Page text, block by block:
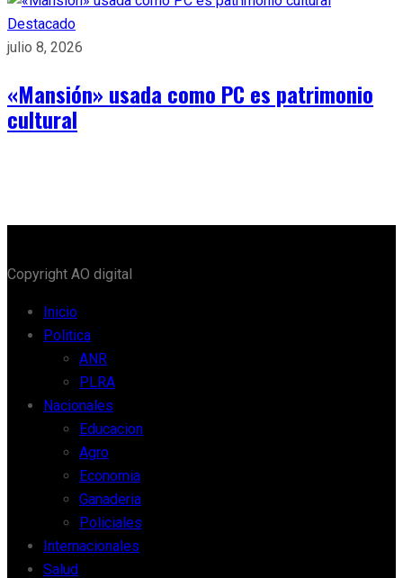
Destacado
julio 8, 2026
«Mansión» usada como PC es patrimonio
cultural
Copyright AO digital
Inicio
Politica
ANR
PLRA
Nacionales
Educacion
Agro
Economia
Ganaderia
Policiales
Internacionales
Salud